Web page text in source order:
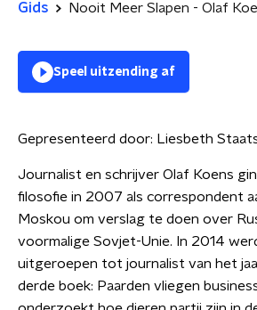
Gids Nooit Meer Slapen - Olaf
Speel uitzending af
Gepresenteerd door: Liesbeth
Journalist en schrijver Olaf Koens
filosofie in 2007 als correspondent
Moskou om verslag te doen over
voormalige Sovjet-Unie. In 2014
uitgeroepen tot journalist van het
derde boek: Paarden vliegen